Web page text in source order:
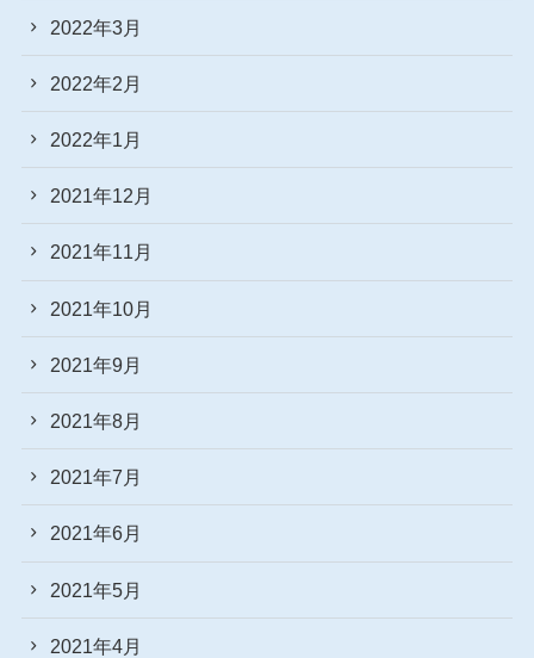
2022年3月
2022年2月
2022年1月
2021年12月
2021年11月
2021年10月
2021年9月
2021年8月
2021年7月
2021年6月
2021年5月
2021年4月